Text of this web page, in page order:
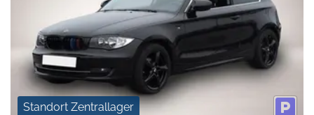
Standort Zentrallager